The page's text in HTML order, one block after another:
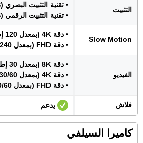
التثبيت
• تقنية التثبيت البصري (OIS)
• تقنية التثبيت الرقمي (EIS)
Slow Motion
• دقة 4K (بمعدل 120 إطار)
• دقة FHD (بمعدل 240 إطار)
الفيديو
• دقة 8K (بمعدل 30 إطار)
• دقة 4K (بمعدل 30/60 إطار)
• دقة FHD (بمعدل 30/60 إطار)
فلاش يدعم
كاميرا السيلفي